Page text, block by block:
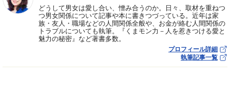
どうして男女は愛し合い、憎み合うのか。日々、取材を重ねつ
つ男女関係について記事や本に書きつづっている。近年は家
族・友人・職場などの人間関係全般や、お金が絡む人間関係の
トラブルについても執筆。『くまモン力－人を惹きつける愛と
魅力の秘密』など著書多数。
プロフィール詳細
執筆記事一覧